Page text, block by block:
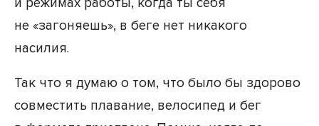
не «загоняешь», в беге нет никакого
насилия.
Так что я думаю о том, что было бы здорово
совместить плавание, велосипед и бег